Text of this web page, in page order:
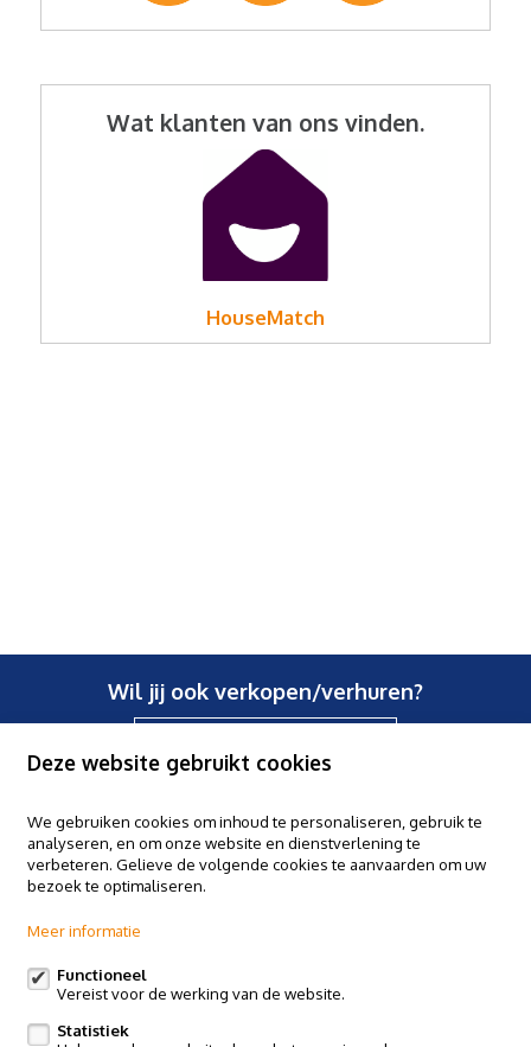
Wat klanten van ons vinden.
HouseMatch
Wil jij ook verkopen/verhuren?
Claes & Willems - Halle
Basiliekstraat 58, 1500 Halle
Edingsesteenweg 364, 9400 Ninove
Claes & Willems - Sint-Pieters-Leeuw
Postweg 119, Vlezenbeek
Volg ons op:
Deze website gebruikt cookies
We gebruiken cookies om inhoud te personaliseren, gebruik te
analyseren, en om onze website en dienstverlening te
verbeteren. Gelieve de volgende cookies te aanvaarden om uw
bezoek te optimaliseren.
Meer informatie
Functioneel
Vereist voor de werking van de website.
Statistiek